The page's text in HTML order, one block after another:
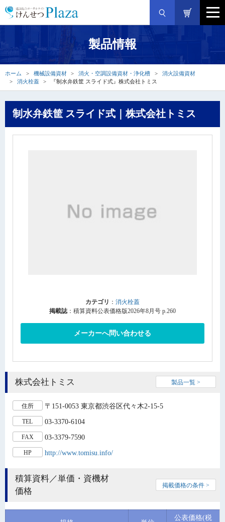
製品情報
ホーム 機械設備資材 消火・空調設備資材・浄化槽
消火設備資材
消火栓蓋
『制水弁鉄筐 スライド式』株式会社トミス
制水弁鉄筐 スライド式｜株式会社トミス
カテゴリ ： 消火栓蓋
掲載誌 ：積算資料公表価格版2026年8月号 p.260
メーカーへ問い合わせる
株式会社トミス 製品一覧 >
住所 〒151-0053 東京都渋谷区代々木2-15-5
TEL 03-3370-6104
FAX 03-3379-7590
HP http://www.tomisu.info/
積算資料／単価・資機材
価格
掲載価格の条件 >
公表価格(税